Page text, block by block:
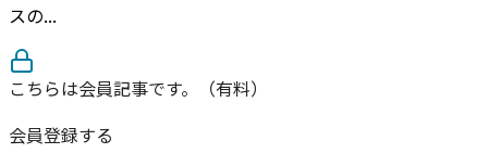
スの...
こちらは会員記事です。（有料）
会員登録する